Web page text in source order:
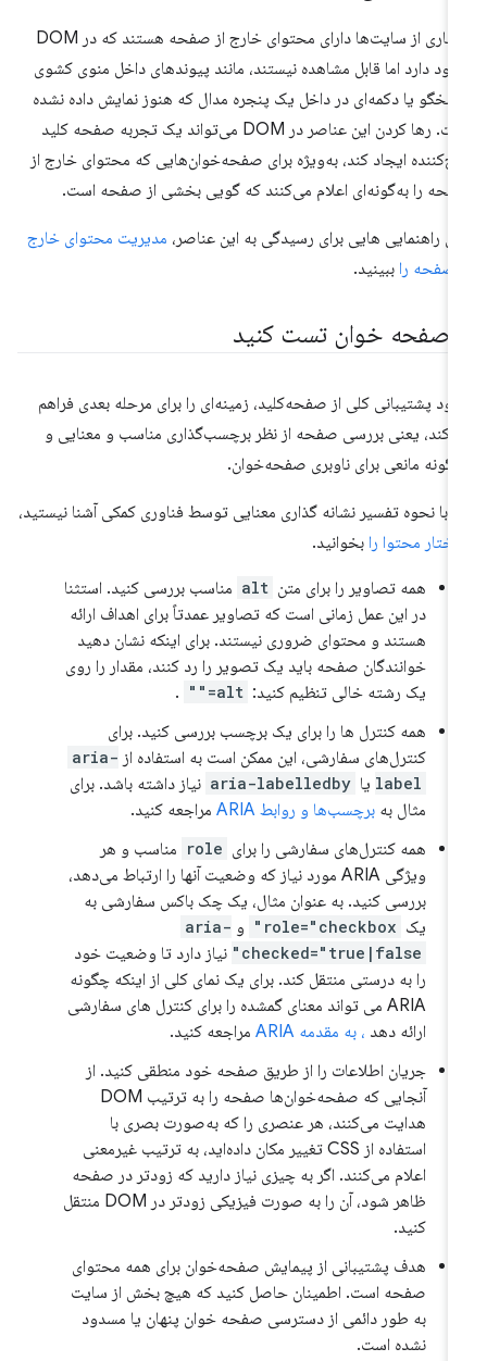
بسیاری از سایت‌ها دارای محتوای خارج از صفحه هستند که در DOM
دارد اما قابل مشاهده نیستند، مانند پیوندهای داخل منوی کشوی
یا دکمه‌ای در داخل یک پنجره مدال که هنوز نمایش داده نشده
است. رها کردن این عناصر در DOM می‌تواند یک تجربه صفحه کلید
ایجاد کند، به‌ویژه برای صفحه‌خوان‌هایی که محتوای خارج از
را به‌گونه‌ای اعلام می‌کنند که گویی بخشی از صفحه است.
راهنمایی هایی برای رسیدگی به این عناصر،مدیریت محتوای خارج
صفحه راببینید.
صفحه خوان تست کنید
پشتیبانی کلی از صفحه‌کلید، زمینه‌ای را برای مرحله بعدی فراهم
یعنی بررسی صفحه از نظر برچسب‌گذاری مناسب و معنایی و
مانعی برای ناوبری صفحه‌خوان.
با نحوه تفسیر نشانه گذاری معنایی توسط فناوری کمکی آشنا نیستید،
محتوا رابخوانید.
همه تصاویر را برای متن alt مناسب بررسی کنید. استثنا
در این عمل زمانی است که تصاویر عمدتاً برای اهداف ارائه
هستند و محتوای ضروری نیستند. برای اینکه نشان دهید
خوانندگان صفحه باید یک تصویر را رد کنند، مقدار را روی
یک رشته خالی تنظیم کنید: alt=""
.
همه کنترل ها را برای یک برچسب بررسی کنید. برای
کنترل‌های سفارشی، این ممکن است به استفاده ازaria-
labelیا aria-labelledby نیاز داشته باشد. برای
مثال به برچسب‌ها و روابط ARIA
مراجعه کنید.
همه کنترل‌های سفارشی را برای role مناسب و هر
ویژگی ARIA مورد نیاز که وضعیت آنها را ارتباط می‌دهد،
بررسی کنید. به عنوان مثال، یک چک باکس سفارشی به
role="checkbox" وaria-
checked="true|false" نیاز دارد تا وضعیت خود
را به درستی منتقل کند. برای یک نمای کلی از اینکه چگونه
ARIA می تواند معنای گمشده را برای کنترل های سفارشی
ارائه دهد، به مقدمه ARIA
مراجعه کنید.
جریان اطلاعات را از طریق صفحه خود منطقی کنید. از
آنجایی که صفحه‌خوان‌ها صفحه را به ترتیب DOM
هدایت می‌کنند، هر عنصری را که به‌صورت بصری با
استفاده از CSS تغییر مکان داده‌اید، به ترتیب غیرمعنی
اعلام می‌کنند. اگر به چیزی نیاز دارید که زودتر در صفحه
ظاهر شود، آن را به صورت فیزیکی زودتر در DOM منتقل
کنید.
هدف پشتیبانی از پیمایش صفحه‌خوان برای همه محتوای
صفحه است. اطمینان حاصل کنید که هیچ بخش از سایت
به طور دائمی از دسترسی صفحه خوان پنهان یا مسدود
نشده است.